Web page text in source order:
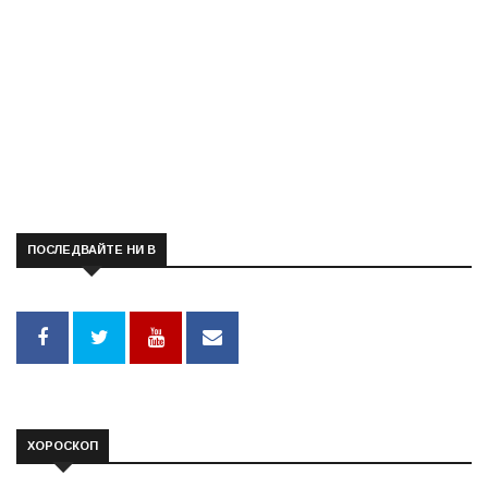
ПОСЛЕДВАЙТЕ НИ В
ХОРОСКОП